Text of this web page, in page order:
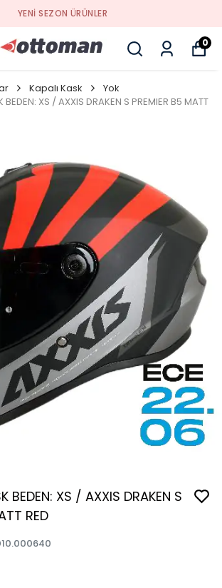
YENI SEZON ÜRÜNLER
0
Kapalı Kask
Yok
BEDEN: XS / AXXIS DRAKEN S PREMIER B5 MATT
BEDEN: XS / AXXIS DRAKEN S
RED